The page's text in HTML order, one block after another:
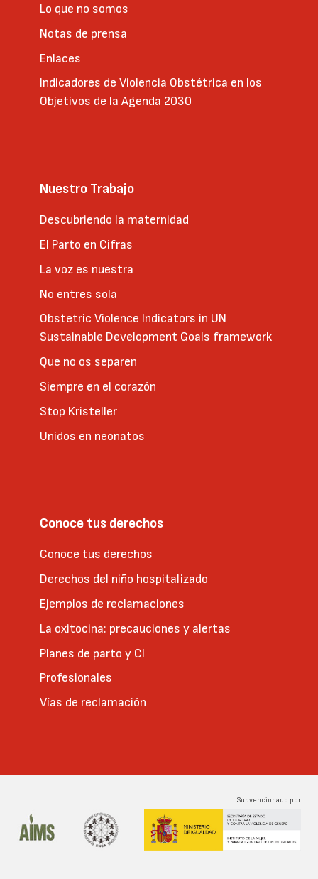
Lo que no somos
Notas de prensa
Enlaces
Indicadores de Violencia Obstétrica en los
Objetivos de la Agenda 2030
Nuestro Trabajo
Descubriendo la maternidad
El Parto en Cifras
La voz es nuestra
No entres sola
Obstetric Violence Indicators in UN
Sustainable Development Goals framework
Que no os separen
Siempre en el corazón
Stop Kristeller
Unidos en neonatos
Conoce tus derechos
Conoce tus derechos
Derechos del niño hospitalizado
Ejemplos de reclamaciones
La oxitocina: precauciones y alertas
Planes de parto y CI
Profesionales
Vías de reclamación
Subvencionado por